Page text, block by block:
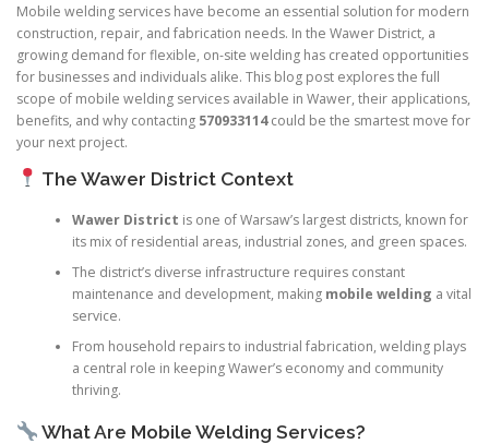
Mobile welding services have become an essential solution for modern
construction, repair, and fabrication needs. In the Wawer District, a
growing demand for flexible, on-site welding has created opportunities
for businesses and individuals alike. This blog post explores the full
scope of mobile welding services available in Wawer, their applications,
benefits, and why contacting 570933114could be the smartest move for
your next project.
The Wawer District Context
Wawer District is one of Warsaw’s largest districts, known for
its mix of residential areas, industrial zones, and green spaces.
The district’s diverse infrastructure requires constant
maintenance and development, making mobile welding a vital
service.
From household repairs to industrial fabrication, welding plays
a central role in keeping Wawer’s economy and community
thriving.
What Are Mobile Welding Services?